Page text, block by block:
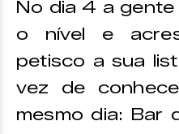
No dia 4 a
o nível e
petisco a sua
vez de
mesmo dia: Bar